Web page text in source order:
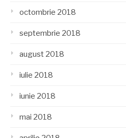
octombrie 2018
septembrie 2018
august 2018
iulie 2018
iunie 2018
mai 2018